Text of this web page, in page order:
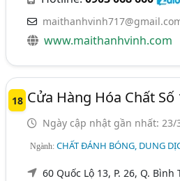
www.maithanhvinh.com
18 Cửa Hàng Hóa Chất Số
Ngày cập nhật gần nhất: 23/
Ngành:CHẤT ĐÁNH BÓNG, DUNG
60 Quốc Lộ 13, P. 26, Q.